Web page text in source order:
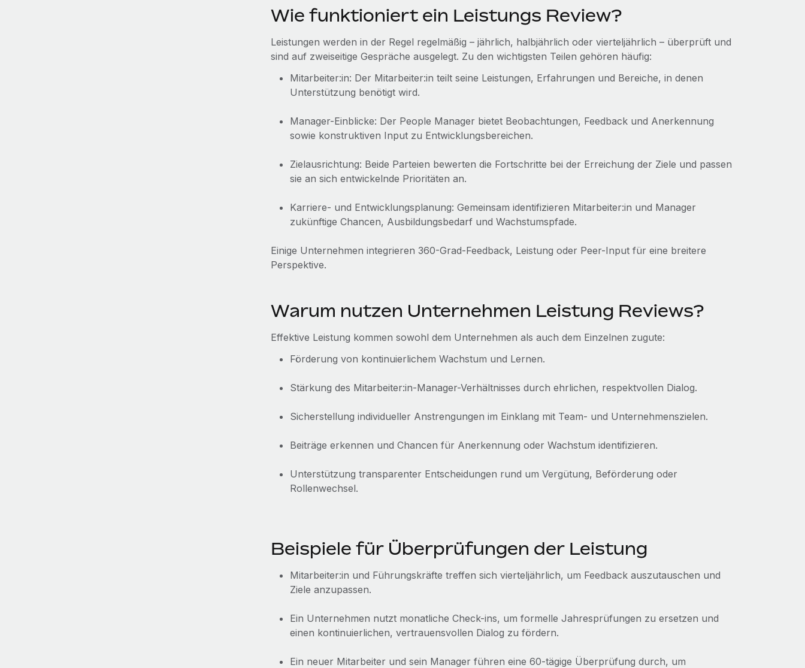
Wie funktioniert ein Leistungs Review?
Leistungen werden in der Regel regelmäßig – jährlich, halbjährlich oder vierteljährlich – überprüft und
sind auf zweiseitige Gespräche ausgelegt. Zu den wichtigsten Teilen gehören häufig:
Mitarbeiter:in: Der Mitarbeiter:in teilt seine Leistungen, Erfahrungen und Bereiche, in denen
Unterstützung benötigt wird.
Manager-Einblicke: Der People Manager bietet Beobachtungen, Feedback und Anerkennung
sowie konstruktiven Input zu Entwicklungsbereichen.
Zielausrichtung: Beide Parteien bewerten die Fortschritte bei der Erreichung der Ziele und passen
sie an sich entwickelnde Prioritäten an.
Karriere- und Entwicklungsplanung: Gemeinsam identifizieren Mitarbeiter:in und Manager
zukünftige Chancen, Ausbildungsbedarf und Wachstumspfade.
Einige Unternehmen integrieren 360-Grad-Feedback, Leistung oder Peer-Input für eine breitere
Perspektive.
Warum nutzen Unternehmen Leistung Reviews?
Effektive Leistung kommen sowohl dem Unternehmen als auch dem Einzelnen zugute:
Förderung von kontinuierlichem Wachstum und Lernen.
Stärkung des Mitarbeiter:in-Manager-Verhältnisses durch ehrlichen, respektvollen Dialog.
Sicherstellung individueller Anstrengungen im Einklang mit Team- und Unternehmenszielen.
Beiträge erkennen und Chancen für Anerkennung oder Wachstum identifizieren.
Unterstützung transparenter Entscheidungen rund um Vergütung, Beförderung oder
Rollenwechsel.
Beispiele für Überprüfungen der Leistung
Mitarbeiter:in und Führungskräfte treffen sich vierteljährlich, um Feedback auszutauschen und
Ziele anzupassen.
Ein Unternehmen nutzt monatliche Check-ins, um formelle Jahresprüfungen zu ersetzen und
einen kontinuierlichen, vertrauensvollen Dialog zu fördern.
Ein neuer Mitarbeiter und sein Manager führen eine 60-tägige Überprüfung durch, um